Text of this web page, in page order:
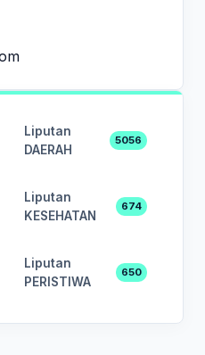
Liputan
DAERAH
5056
Liputan
KESEHATAN
674
Liputan
PERISTIWA
650